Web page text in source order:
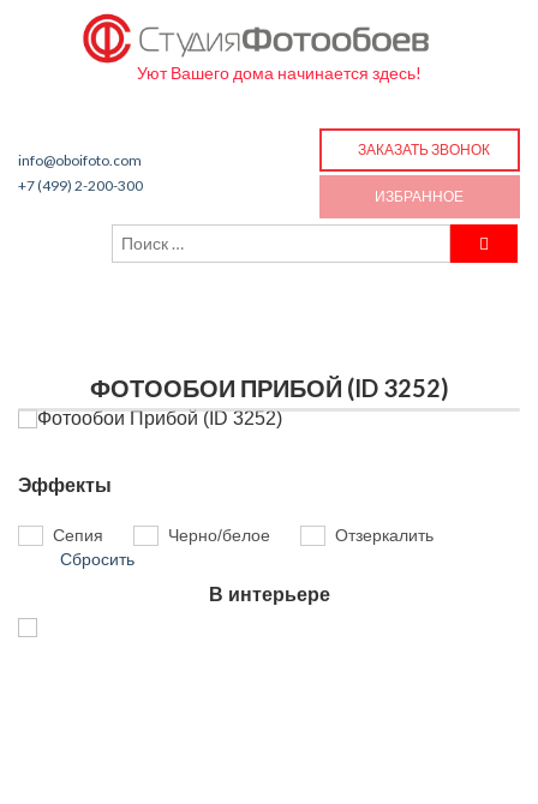
Уют Вашего дома начинается здесь!
info@oboifoto.com
+7 (499) 2-200-300
ЗАКАЗАТЬ ЗВОНОК
ИЗБРАННОЕ
ФОТООБОИ ПРИБОЙ (ID 3252)
Эффекты
Сепия Черно/белое
Отзеркалить
Сбросить
В интерьере